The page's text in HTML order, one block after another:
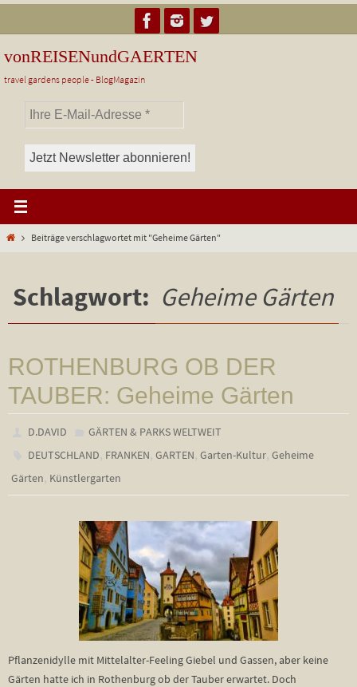
Inhalt
springen
vonREISENundGAERTEN
travel gardens people - BlogMagazin
StartBeiträge verschlagwortet mit "Geheime Gärten"
Schlagwort: Geheime Gärten
ROTHENBURG OB DER
TAUBER: Geheime Gärten
D.DAVID
GÄRTEN & PARKS WELTWEIT
DEUTSCHLAND, FRANKEN,GARTEN,Garten-Kultur,Geheime
Gärten, Künstlergarten
Pflanzenidylle mit Mittelalter-Feeling Giebel und Gassen, aber keine
Gärten hatte ich in Rothenburg ob der Tauber erwartet. Doch